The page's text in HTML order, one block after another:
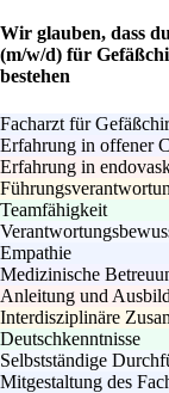
Wir glauben, dass
(m/w/d) für
bestehen
Facharzt für
Erfahrung in offener
Erfahrung in
Teamfähigkeit
Empathie
Medizinische
Anleitung und
Interdisziplinäre
Deutschkenntnisse
Selbstständige
Mitgestaltung des